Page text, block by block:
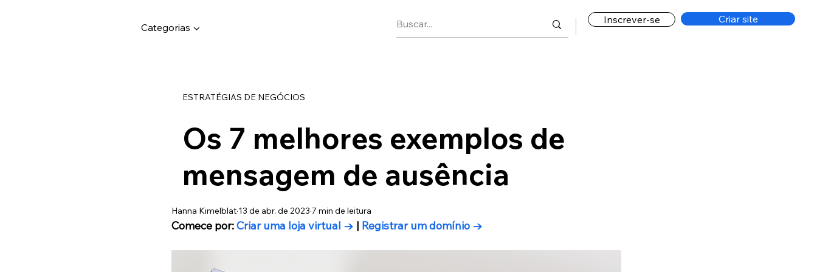
Categorias ▼
Inscrever-se Criar site
ESTRATÉGIAS DE NEGÓCIOS
Os 7 melhores exemplos de
mensagem de ausência
Hanna Kimelblat 13 de abr. de 2023 7 min de leitura
Comece por: Criar uma loja virtual → | Registrar um domínio →